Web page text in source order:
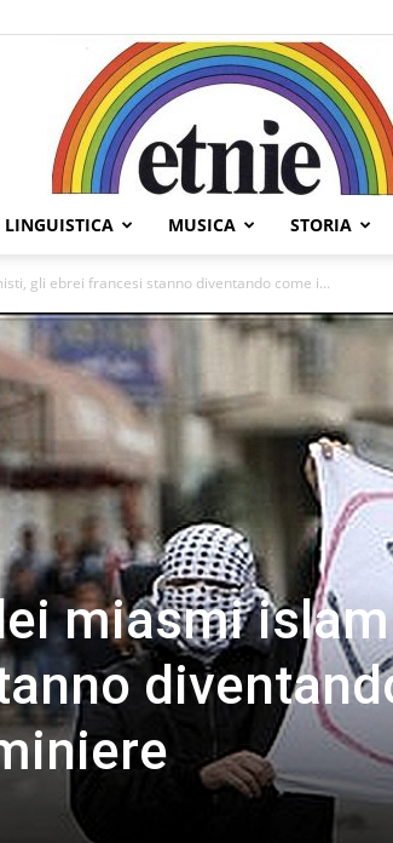
Etnie
LINGUISTICA MUSICA STORIA
gli ebrei francesi stanno diventando come i...
miasmi